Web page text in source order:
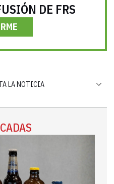
DE FRS
LA NOTICIA